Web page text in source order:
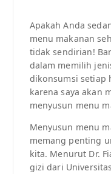
Apakah Anda
menu makanan
tidak sendirian!
dalam memilih
dikonsumsi setiap
karena saya akan
menyusun menu
Menyusun menu
memang penting
kita. Menurut Dr.
gizi dari